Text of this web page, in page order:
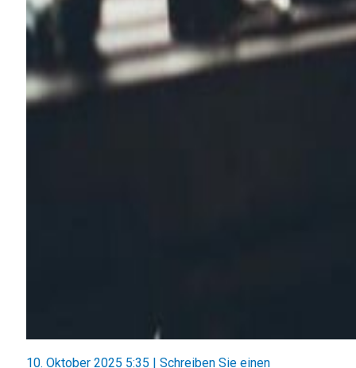
10. Oktober 2025 5:35
Schreiben Sie einen